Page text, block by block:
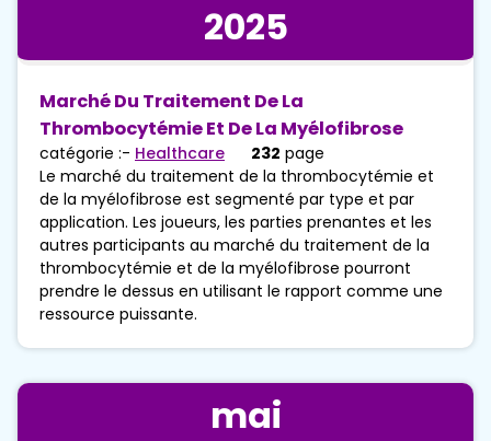
2025
Marché Du Traitement De La
Thrombocytémie Et De La Myélofibrose
catégorie :- Healthcare 232 page
Le marché du traitement de la thrombocytémie et
de la myélofibrose est segmenté par type et par
application. Les joueurs, les parties prenantes et les
autres participants au marché du traitement de la
thrombocytémie et de la myélofibrose pourront
prendre le dessus en utilisant le rapport comme une
ressource puissante.
mai